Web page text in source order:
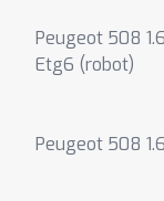
Peugeot 508
Etg6 (robot)
Peugeot 508